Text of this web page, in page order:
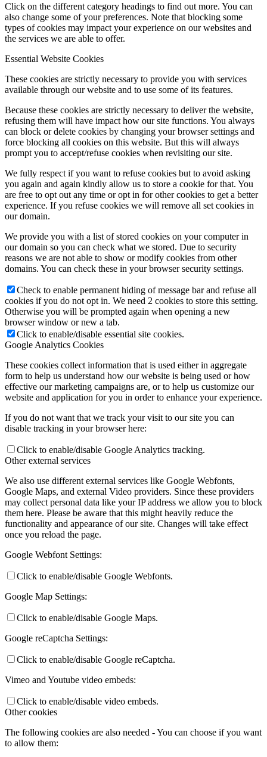
Click on the different category headings to find out more. You can
also change some of your preferences. Note that blocking some
types of cookies may impact your experience on our websites and
the services we are able to offer.
Essential Website Cookies
These cookies are strictly necessary to provide you with services
available through our website and to use some of its features.
Because these cookies are strictly necessary to deliver the website,
refusing them will have impact how our site functions. You always
can block or delete cookies by changing your browser settings and
force blocking all cookies on this website. But this will always
prompt you to accept/refuse cookies when revisiting our site.
We fully respect if you want to refuse cookies but to avoid asking
you again and again kindly allow us to store a cookie for that. You
are free to opt out any time or opt in for other cookies to get a better
experience. If you refuse cookies we will remove all set cookies in
our domain.
We provide you with a list of stored cookies on your computer in
our domain so you can check what we stored. Due to security
reasons we are not able to show or modify cookies from other
domains. You can check these in your browser security settings.
Check to enable permanent hiding of message bar and refuse all
cookies if you do not opt in. We need 2 cookies to store this setting.
Otherwise you will be prompted again when opening a new
browser window or new a tab.
Click to enable/disable essential site cookies.
Google Analytics Cookies
These cookies collect information that is used either in aggregate
form to help us understand how our website is being used or how
effective our marketing campaigns are, or to help us customize our
website and application for you in order to enhance your experience.
If you do not want that we track your visit to our site you can
disable tracking in your browser here:
Click to enable/disable Google Analytics tracking.
Other external services
We also use different external services like Google Webfonts,
Google Maps, and external Video providers. Since these providers
may collect personal data like your IP address we allow you to block
them here. Please be aware that this might heavily reduce the
functionality and appearance of our site. Changes will take effect
once you reload the page.
Google Webfont Settings:
Click to enable/disable Google Webfonts.
Google Map Settings:
Click to enable/disable Google Maps.
Google reCaptcha Settings:
Click to enable/disable Google reCaptcha.
Vimeo and Youtube video embeds:
Click to enable/disable video embeds.
Other cookies
The following cookies are also needed - You can choose if you want
to allow them: